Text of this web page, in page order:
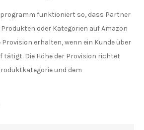
funktioniert so, dass Partner
oder Kategorien auf Amazon
erhalten, wenn ein Kunde über
tätigt. Die Höhe der Provision richtet
und dem